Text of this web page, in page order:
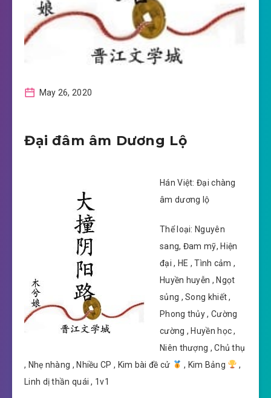
May 26, 2020
Đại đâm âm Dương Lộ
Hán Việt: Đại chàng
âm dương lộ
Thể loại: Nguyên
sang, Đam mỹ, Hiện
đại , HE , Tình cảm ,
Huyền huyễn , Ngọt
sủng , Song khiết ,
Phong thủy , Cường
cường , Huyền học ,
Niên thượng , Chủ thụ
, Nhẹ nhàng , Nhiều CP , Kim bài đề cử
, Kim Bảng
,
Linh dị thần quái , 1v1